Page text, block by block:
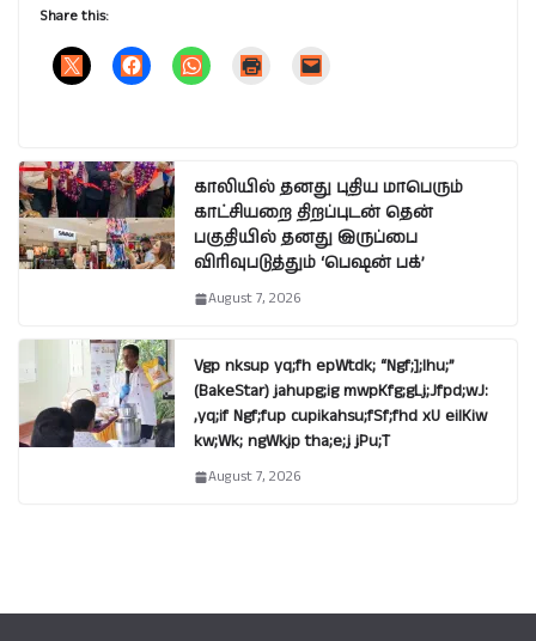
Share this:
காலியில் தனது புதிய மாபெரும்
காட்சியறை திறப்புடன் தென்
பகுதியில் தனது இருப்பை
விரிவுபடுத்தும் ‘பெஷன் பக்’
August 7, 2026
Vgp nksup yq;fh epWtdk; “Ngf;];lhu;”
(BakeStar) jahupg;ig mwpKfg;gLj;Jfpd;wJ:
,yq;if Ngf;fup cupikahsu;fSf;fhd xU eilKiw
kw;Wk; ngWkjp tha;e;j jPu;T
August 7, 2026